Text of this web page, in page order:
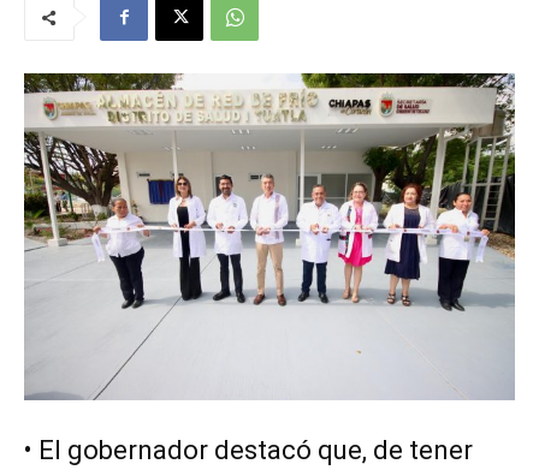
•⁠ ⁠El gobernador destacó que, de tener